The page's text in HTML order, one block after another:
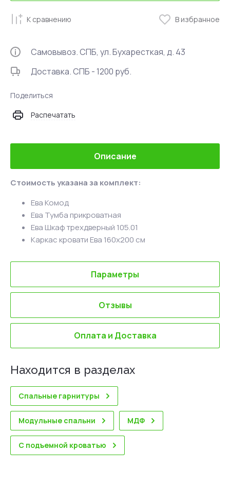
К сравнению В избранное
Самовывоз. СПБ, ул. Бухаресткая, д. 43
Доставка. СПБ - 1200 руб.
Поделиться
Распечатать
Описание
Стоимость указана за комплект:
Ева Комод
Ева Тумба прикроватная
Ева Шкаф трехдверный 105.01
Каркас кровати Ева 160х200 см
Параметры
Отзывы
Оплата и Доставка
Находится в разделах
Спальные гарнитуры
Модульные спальни МДФ
С подъемной кроватью